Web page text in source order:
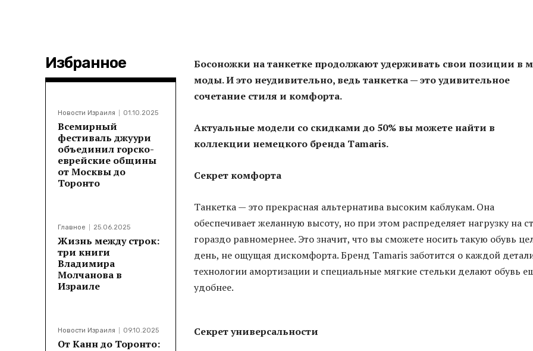
Избранное
Новости Израиля 01.10.2025
Всемирный
фестиваль джуури
объединил горско-
еврейские общины
от Москвы до
Торонто
Главное 25.06.2025
Жизнь между строк:
три книги
Владимира
Молчанова в
Израиле
Новости Израиля 09.10.2025
От Канн до Торонто:
Босоножки на танкетке продолжают удерживать свои позиции в
моды. И это неудивительно, ведь танкетка — это удивительное
сочетание стиля и комфорта.
Актуальные модели со скидками до 50% вы можете найти в
коллекции немецкого бренда Tamaris.
Секрет комфорта
Танкетка — это прекрасная альтернатива высоким каблукам. Она
обеспечивает желанную высоту, но при этом распределяет нагрузку на
гораздо равномернее. Это значит, что вы сможете носить такую обувь
день, не ощущая дискомфорта. Бренд Tamaris заботится о каждой
технологии амортизации и специальные мягкие стельки делают обувь
удобнее.
Секрет универсальности